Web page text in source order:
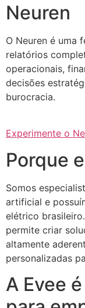
Neuren
O Neuren é uma
relatórios
operacionais,
decisões
burocracia.
Experimente o
Porque
Somos
artificial e
elétrico
permite criar
altamente
personalizadas
A Evee